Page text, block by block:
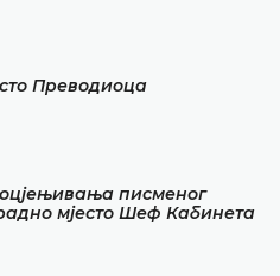
Преводиоца
писменог
мјесто Шеф Кабинета